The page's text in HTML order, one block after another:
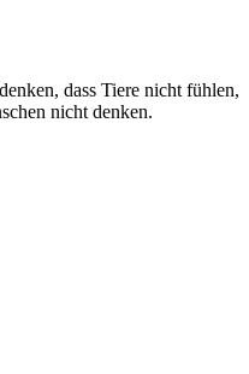
dass Tiere nicht fühlen,
nicht denken.